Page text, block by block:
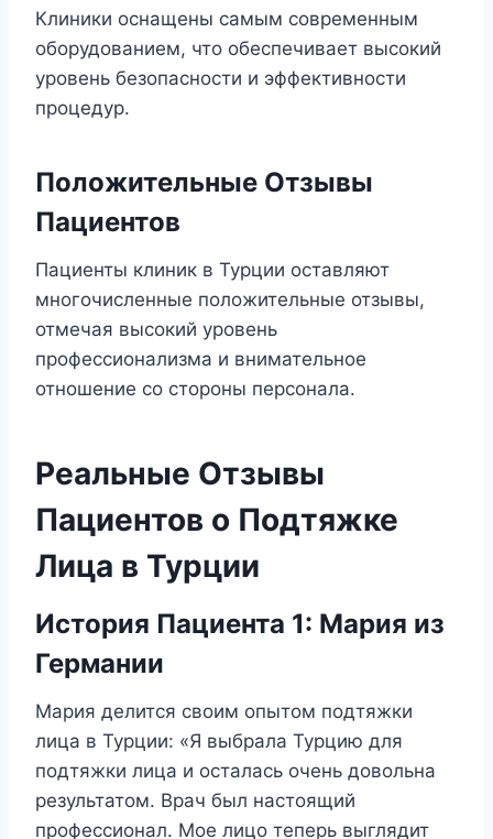
Клиники оснащены самым современным
оборудованием, что обеспечивает высокий
уровень безопасности и эффективности
процедур.
Положительные Отзывы
Пациентов
Пациенты клиник в Турции оставляют
многочисленные положительные отзывы,
отмечая высокий уровень
профессионализма и внимательное
отношение со стороны персонала.
Реальные Отзывы
Пациентов о Подтяжке
Лица в Турции
История Пациента 1: Мария из
Германии
Мария делится своим опытом подтяжки
лица в Турции: «Я выбрала Турцию для
подтяжки лица и осталась очень довольна
результатом. Врач был настоящий
профессионал. Мое лицо теперь выглядит